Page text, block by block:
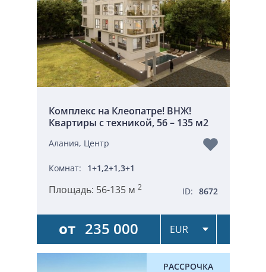
Комплекс на Клеопатре! ВНЖ!
Квартиры с техникой, 56 – 135 м2
Алания, Центр
Комнат: 1+1,2+1,3+1
Площадь: 56-135 м 2 ID: 8672
от 235 000
РАССРОЧКА